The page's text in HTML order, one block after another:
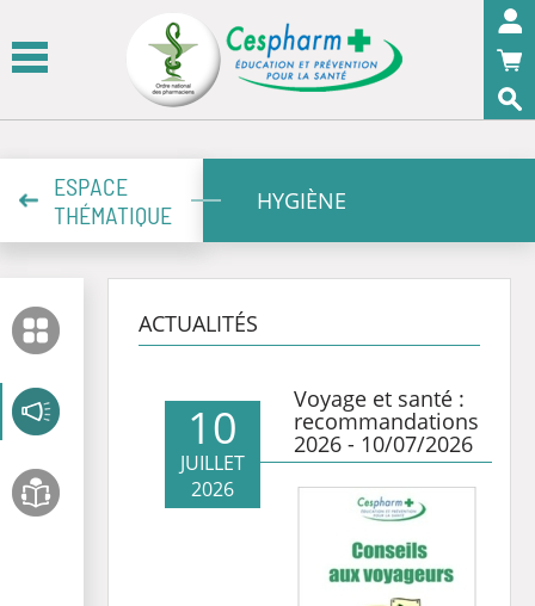
OK
ESPACE
THÉMATIQUE
HYGIÈNE
ACTUALITÉS
Voyage et santé :
recommandations
2026 - 10/07/2026
10
JUILLET
2026